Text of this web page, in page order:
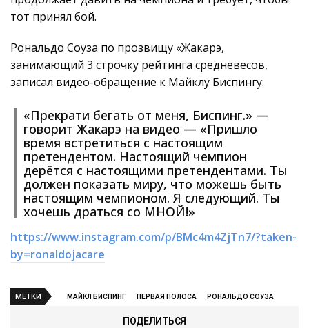
тот принял бой.
Рональдо Соуза по прозвищу «Жакарэ,
занимающий 3 строчку рейтинга средневесов,
записал видео-обращение к Майклу Биспингу:
«Прекрати бегать от меня, Биспинг.» —
говорит Жакарэ на видео — «Пришло
время встретиться с настоящим
претендентом. Настоящий чемпион
дерётся с настоящими претендентами. Ты
должен показать миру, что можешь быть
настоящим чемпионом. Я следующий. Ты
хочешь драться со МНОЙ!»
https://www.instagram.com/p/BMc4m4ZjTn7/?taken-
by=ronaldojacare
МЕТКИ МАЙКЛ БИСПИНГ ПЕРВАЯ ПОЛОСА РОНАЛЬДО СОУЗА
ПОДЕЛИТЬСЯ